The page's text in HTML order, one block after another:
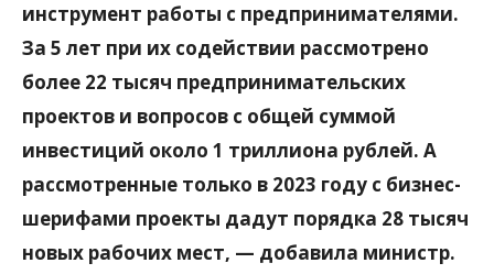
инструмент работы с предпринимателями.
За 5 лет при их содействии рассмотрено
более 22 тысяч предпринимательских
проектов и вопросов с общей суммой
инвестиций около 1 триллиона рублей. А
рассмотренные только в 2023 году с бизнес-
шерифами проекты дадут порядка 28 тысяч
новых рабочих мест, — добавила министр.